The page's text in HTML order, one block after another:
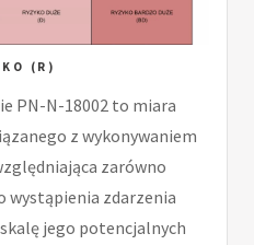
(R)
PN-N-18002 to miara
z wykonywaniem
zarówno
wystąpienia zdarzenia
jego potencjalnych